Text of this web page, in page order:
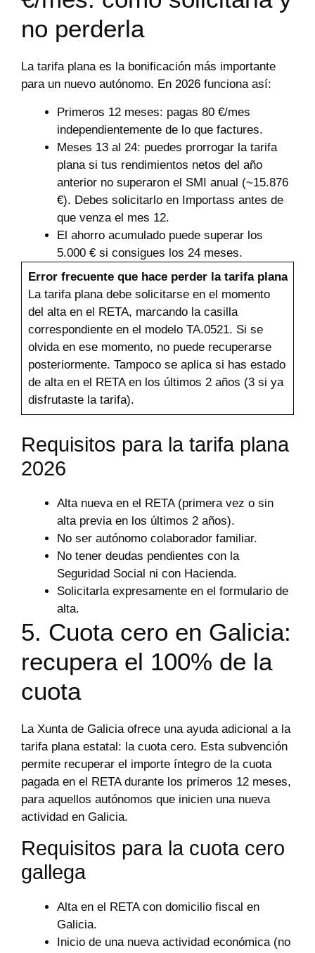
no perderla
La tarifa plana es la bonificación más importante
para un nuevo autónomo. En 2026 funciona así:
Primeros 12 meses: pagas 80 €/mes
independientemente de lo que factures.
Meses 13 al 24: puedes prorrogar la tarifa
plana si tus rendimientos netos del año
anterior no superaron el SMI anual (~15.876
€). Debes solicitarlo en Importass antes de
que venza el mes 12.
El ahorro acumulado puede superar los
5.000 € si consigues los 24 meses.
Error frecuente que hace perder la tarifa plana
La tarifa plana debe solicitarse en el momento
del alta en el RETA, marcando la casilla
correspondiente en el modelo TA.0521. Si se
olvida en ese momento, no puede recuperarse
posteriormente. Tampoco se aplica si has estado
de alta en el RETA en los últimos 2 años (3 si ya
disfrutaste la tarifa).
Requisitos para la tarifa plana
2026
Alta nueva en el RETA (primera vez o sin
alta previa en los últimos 2 años).
No ser autónomo colaborador familiar.
No tener deudas pendientes con la
Seguridad Social ni con Hacienda.
Solicitarla expresamente en el formulario de
alta.
5. Cuota cero en Galicia:
recupera el 100% de la
cuota
La Xunta de Galicia ofrece una ayuda adicional a la
tarifa plana estatal: la cuota cero. Esta subvención
permite recuperar el importe íntegro de la cuota
pagada en el RETA durante los primeros 12 meses,
para aquellos autónomos que inicien una nueva
actividad en Galicia.
Requisitos para la cuota cero
gallega
Alta en el RETA con domicilio fiscal en
Galicia.
Inicio de una nueva actividad económica (no